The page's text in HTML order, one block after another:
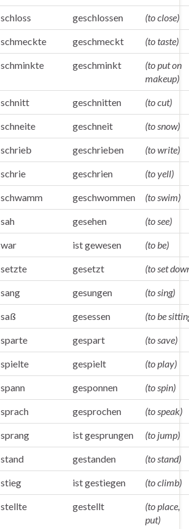
schloss geschlossen (to close)
schmeckte geschmeckt (to taste)
schminkte geschminkt
(to put on
makeup)
schnitt geschnitten (to cut)
schneite geschneit (to snow)
schrieb geschrieben (to write)
schrie geschrien (to yell)
schwamm geschwommen (to swim)
sah gesehen (to see)
war ist gewesen (to be)
setzte gesetzt (to set
sang gesungen (to sing)
saß gesessen (to be
sparte gespart (to save)
spielte gespielt (to play)
spann gesponnen (to spin)
sprach gesprochen (to speak)
sprang ist gesprungen (to jump)
stand gestanden (to stand)
stieg ist gestiegen (to climb)
stellte gestellt
(to place,
put)